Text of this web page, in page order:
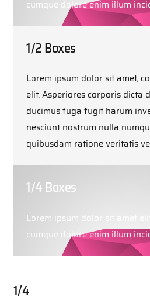
cumque dolore enim illum
1/2 Boxes
Lorem ipsum dolor sit amet,
elit. Asperiores corporis dicta
ducimus fuga fugit harum
nesciunt nostrum nulla
quibusdam ratione veritatis
1/4 Boxes
Lorem ipsum dolor sit amet
cumque dolore enim illum
1/4